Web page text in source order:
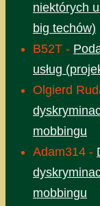
niektórych
big techów)
B52T -
usług
Olgierd
mobbingu
Adam314 -
mobbingu